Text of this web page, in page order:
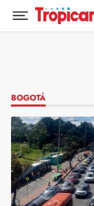
Desplegar menú
BOGOTÁ